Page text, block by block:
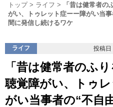
トップ ライフ
「昔は健常者の
がい、トゥレット症ーー障がい当
間に発信し続けるワケ
ライフ 投稿
「昔は健常者のふ
聴覚障がい、トゥ
がい当事者の“不自